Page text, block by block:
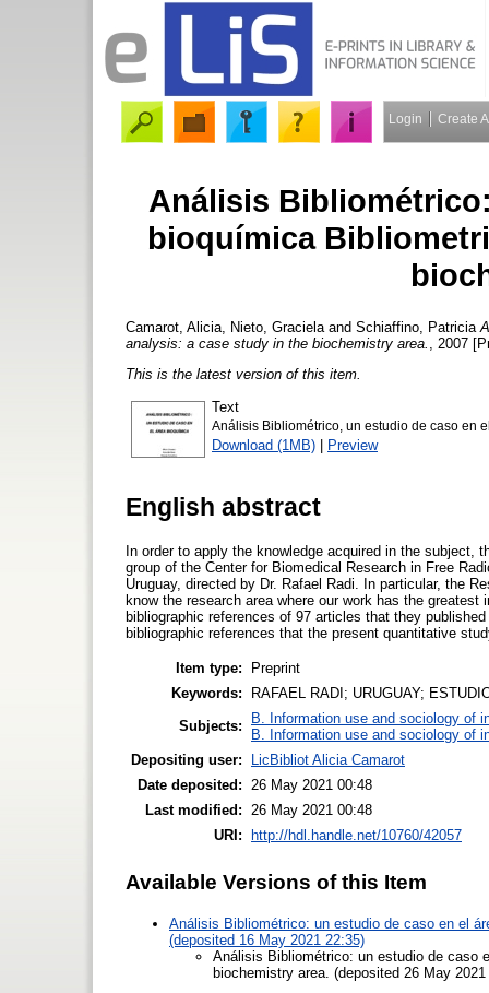
Login Create
Análisis
bioquímica
Camarot, Alicia Nieto, Graciela and Schiaffino, Patricia
analysis: a case study in the biochemistry area.
, 2007
This is the latest version of this item.
Text
Análisis Bibliométrico, un estudio de caso en
Download (1MB) Preview
English abstract
In order to apply the knowledge acquired in the subject,
group of the Center for Biomedical Research in Free
Uruguay, directed by Dr. Rafael Radi. In particular, the
know the research area where our work has the
bibliographic references of 97 articles that they
bibliographic references that the present quantitative
Item type:
Preprint
Keywords:
RAFAEL RADI; URUGUAY;
Subjects:
B. Information use and sociology of
B. Information use and sociology of
Depositing user:
LicBibliot Alicia Camarot
Date deposited: 26 May 2021 00:48
Last modified: 26 May 2021 00:48
URI:
http://hdl.handle.net/10760/42057
Available Versions of this Item
Análisis Bibliométrico: un estudio de caso en el
(deposited 16 May 2021 22:35)
Análisis Bibliométrico: un estudio de caso
biochemistry area. (deposited 26 May 2021